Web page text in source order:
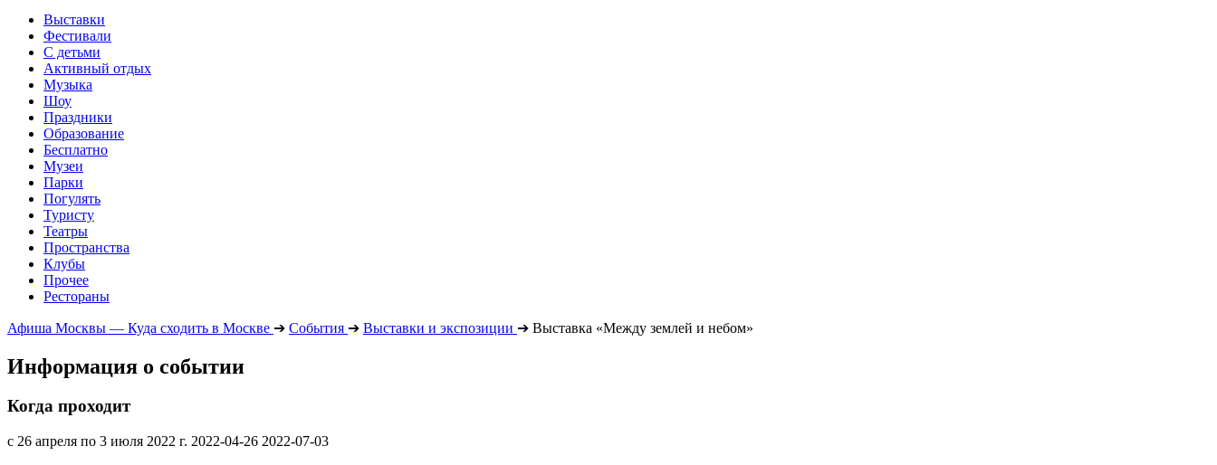
Выставки
Фестивали
С детьми
Активный отдых
Музыка
Шоу
Праздники
Образование
Бесплатно
Музеи
Парки
Погулять
Туристу
Театры
Пространства
Клубы
Прочее
Рестораны
Афиша Москвы — Куда сходить в Москве ➔ События ➔ Выставки и экспозиции ➔ Выставка «Между землей и небом»
Информация о событии
Когда проходит
с 26 апреля по 3 июля 2022 г. 2022-04-26 2022-07-03